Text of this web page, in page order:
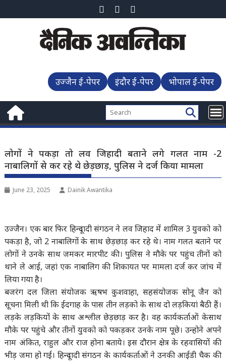
to
उज्जैन ई-पेपर इंदौर ई-पेपर भोपाल ई-पेपर
लोगों ने पकड़ा तो लव जिहादी बताने लगे गलत नाम -2
नाबालिगों से कर रहे थे छेड़छाड़, पुलिस ने दर्ज किया मामला
June 23, 2025 Dainik Awantika
उज्जैन। एक बार फिर हिन्दूवादी संगठन ने लव जिहाद में शामिल 3 युवको को
पकड़ा है, जो 2 नाबालिगों के साथ छेड़छाड़ कर रहे थे। नाम गलत बताने पर
लोगों ने उनके साथ जमकर मारपीट की। पुलिस ने मौके पर पहुंच तीनों को
थाने ले आई, जहां एक नाबालिग की शिकायत पर मामला दर्ज कर जांच में
लिया गया है।
बजरंग दल जिला संयोजक ऋषभ कुशवाहा, सहसंयोजक सोनू जैन को
सूचना मिली थी कि ईदगाह के पास तीन लड़को के साथ दो लड़कियां बैठी हैं।
लड़के लड़कियों के साथ अश्लील छेड़छाड़ कर है। वह कार्यकर्ताओं केसाथ
मौके पर पहुंचे और तीनों युवको को पकड़कर उनके नाम पूछे। उन्होने अपने
नाम अंकित, राहुल और राज होना बताये। इस दौरान क्षेत्र के रहवासियों की
भीड़ जमा हो गई। हिन्दूवादी संगठन के कार्यकर्ताओं ने उनकी आईडी चैक की